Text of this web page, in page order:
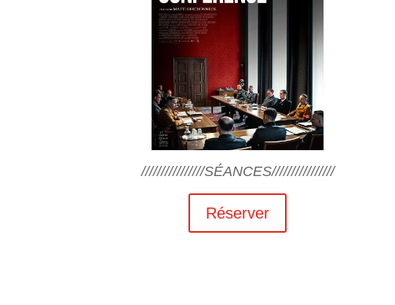
////////////////SÉANCES////////////////
Réserver